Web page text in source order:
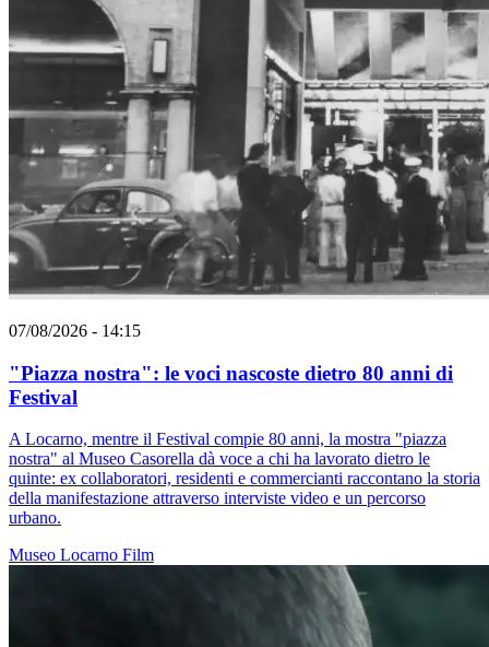
07/08/2026 - 14:15
"Piazza nostra": le voci nascoste dietro 80 anni di
Festival
A Locarno, mentre il Festival compie 80 anni, la mostra "piazza
nostra" al Museo Casorella dà voce a chi ha lavorato dietro le
quinte: ex collaboratori, residenti e commercianti raccontano la storia
della manifestazione attraverso interviste video e un percorso
urbano.
Museo Locarno Film